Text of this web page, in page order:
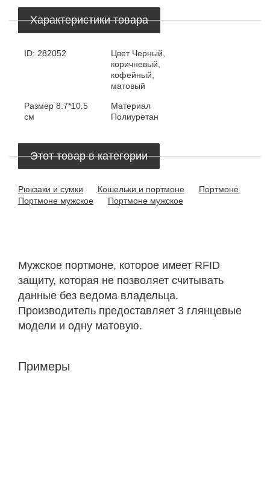
Характеристики товара
ID: 282052 Цвет Черный,
коричневый,
кофейный,
матовый
Размер 8.7*10.5
см
Материал
Полиуретан
Этот товар в категории
Рюкзаки и сумки Кошельки и портмоне
Портмоне
Портмоне мужское
Портмоне мужское
Мужское портмоне, которое имеет RFID
защиту, которая не позволяет считывать
данные без ведома владельца.
Производитель предоставляет 3 глянцевые
модели и одну матовую.
Примеры